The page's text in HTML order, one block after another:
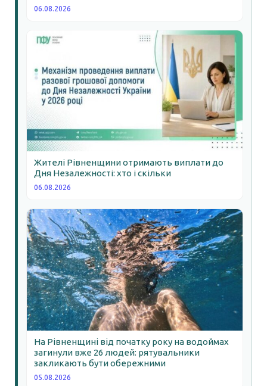
06.08.2026
Жителі Рівненщини отримають виплати до
Дня Незалежності: хто і скільки
06.08.2026
На Рівненщині від початку року на водоймах
загинули вже 26 людей: рятувальники
закликають бути обережними
05.08.2026